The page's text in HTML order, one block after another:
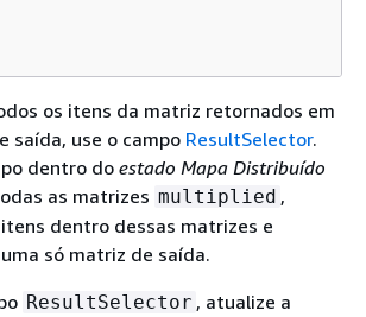
os itens da matriz retornados em
saída, use o campo ResultSelector.
dentro doestado Mapa Distribuído
as matrizes multiplied ,
dentro dessas matrizes e
só matriz de saída.
ResultSelector , atualize a